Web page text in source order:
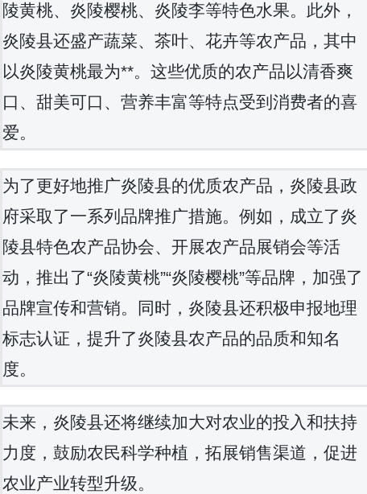
陵黄桃、炎陵樱桃、炎陵李等特色水果。此外，
炎陵县还盛产蔬菜、茶叶、花卉等农产品，其中
以炎陵黄桃最为**。这些优质的农产品以清香爽
口、甜美可口、营养丰富等特点受到消费者的喜
爱。
为了更好地推广炎陵县的优质农产品，炎陵县政
府采取了一系列品牌推广措施。例如，成立了炎
陵县特色农产品协会、开展农产品展销会等活
动，推出了“炎陵黄桃”“炎陵樱桃”等品牌，加强了
品牌宣传和营销。同时，炎陵县还积极申报地理
标志认证，提升了炎陵县农产品的品质和知名
度。
未来，炎陵县还将继续加大对农业的投入和扶持
力度，鼓励农民科学种植，拓展销售渠道，促进
农业产业转型升级。